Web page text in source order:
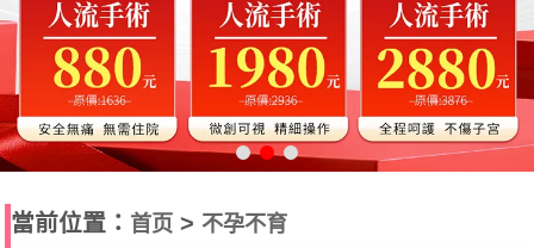
當前位置： 首页 > 不孕不育